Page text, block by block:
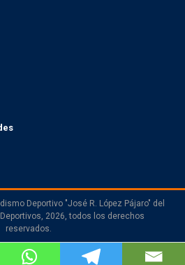
Deportivo "José R. López Pájaro" del
2026, todos los derechos
reservados.